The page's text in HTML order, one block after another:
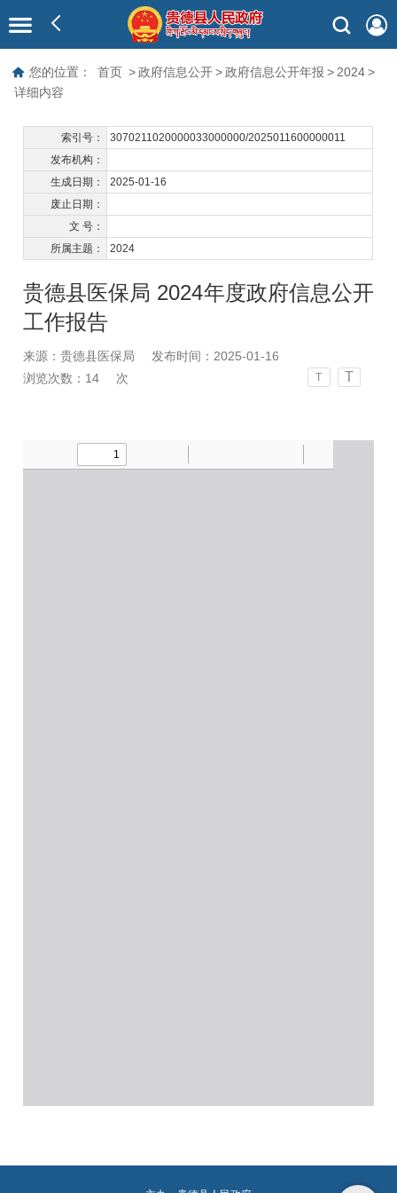
您的位置： 首页 > 政府信息公开 > 政府信息公开年报 > 2024 >
详细内容
索引号：
3070211020000033000000/2025011600000011
发布机构：
生成日期：
2025-01-16
废止日期：
文 号：
所属主题：
2024
贵德县医保局 2024年度政府信息公开
工作报告
来源：贵德县医保局
发布时间：2025-01-16
浏览次数： 14 次 T T